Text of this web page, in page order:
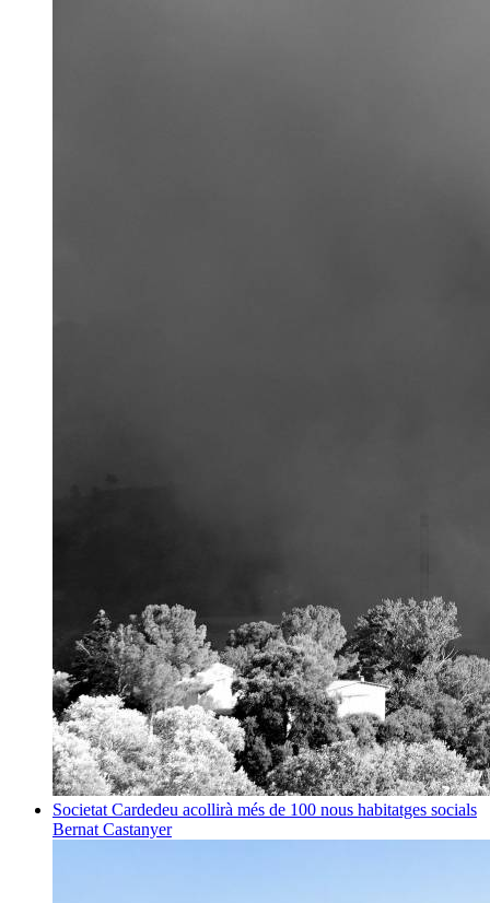
Societat Cardedeu acollirà més de 100 nous habitatges socials
Bernat Castanyer